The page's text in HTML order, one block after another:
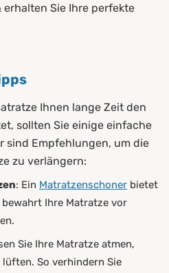
erhalten Sie Ihre perfekte
Ihnen lange Zeit den
sollten Sie einige einfache
sind Empfehlungen, um die
zu verlängern:
: Ein Matratzenschoner bietet
Ihre Matratze vor
Sie Ihre Matratze atmen,
So verhindern Sie